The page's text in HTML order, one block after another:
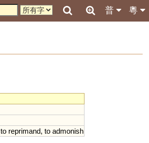
粵
普
to reprimand, to admonish